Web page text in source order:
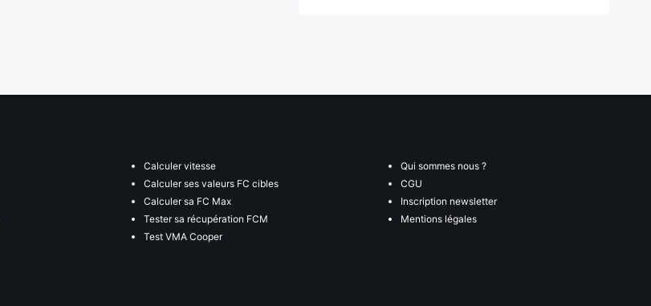
Calculer vitesse
Calculer ses valeurs FC cibles
Calculer sa FC Max
Tester sa récupération FCM
Test VMA Cooper
Qui sommes nous ?
CGU
Inscription newsletter
Mentions légales